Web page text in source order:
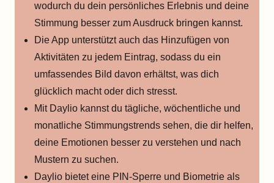
wodurch du dein persönliches Erlebnis und deine
Stimmung besser zum Ausdruck bringen kannst.
Die App unterstützt auch das Hinzufügen von
Aktivitäten zu jedem Eintrag, sodass du ein
umfassendes Bild davon erhältst, was dich
glücklich macht oder dich stresst.
Mit Daylio kannst du tägliche, wöchentliche und
monatliche Stimmungstrends sehen, die dir helfen,
deine Emotionen besser zu verstehen und nach
Mustern zu suchen.
Daylio bietet eine PIN-Sperre und Biometrie als